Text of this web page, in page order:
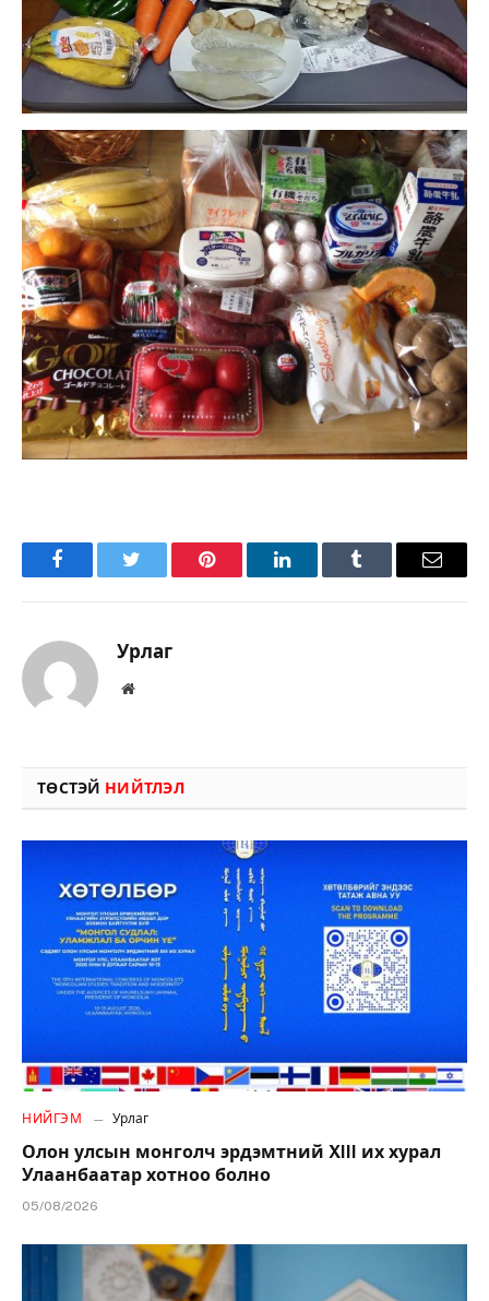
FacebookTwitter Pinterest LinkedInTumblr Имэйл
Урлаг
Вэбсайт
ТӨСТЭЙ НИЙТЛЭЛ
НИЙГЭМ Урлаг
Олон улсын монголч эрдэмтний XIII их хурал
Улаанбаатар хотноо болно
05/08/2026